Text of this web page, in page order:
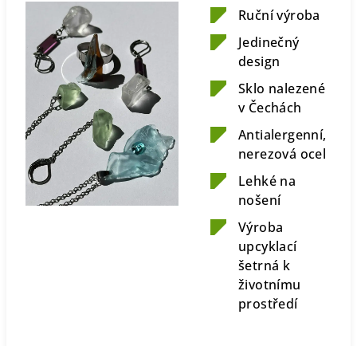
Ruční výroba
Jedinečný
design
Sklo nalezené
v Čechách
Antialergenní,
nerezová ocel
Lehké na
nošení
Výroba
upcyklací
šetrná k
životnímu
prostředí